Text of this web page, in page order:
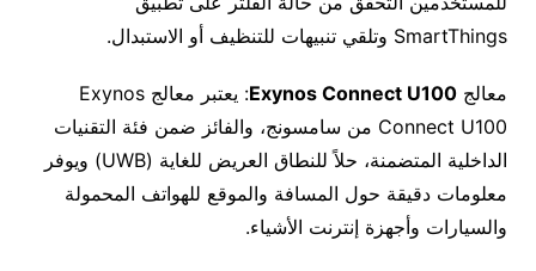
SmartThings وتلقي تنبيهات للتنظيف أو الاستبدال.
معالج Exynos Connect U100
: يعتبر معالج Exynos
Connect U100 من سامسونج، والفائز ضمن فئة التقنيات
الداخلية المتضمنة، حلاً للنطاق العريض للغاية (UWB) ويوفر
معلومات دقيقة حول المسافة والموقع للهواتف المحمولة
والسيارات وأجهزة إنترنت الأشياء.